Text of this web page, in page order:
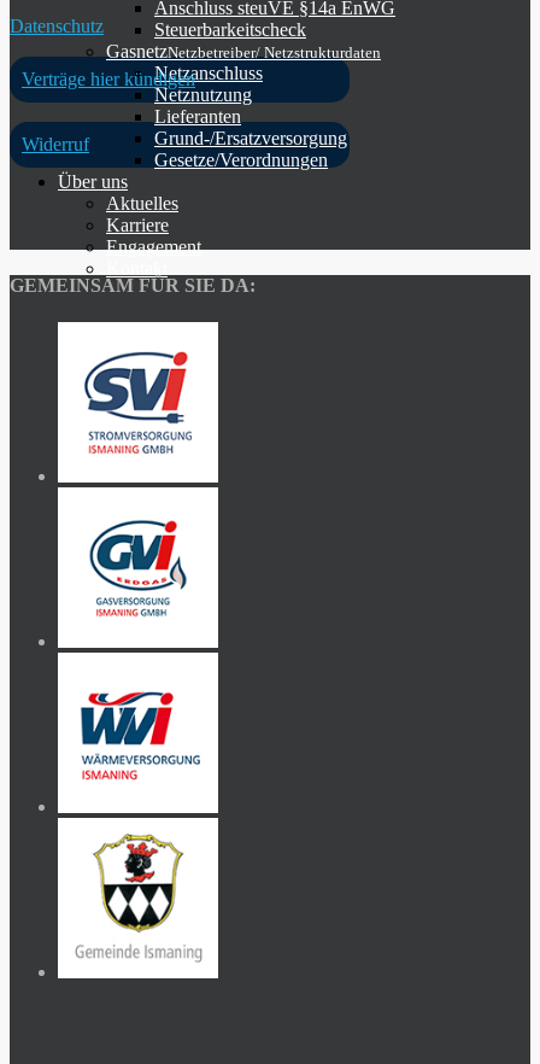
Anschluss steuVE §14a EnWG
Steuerbarkeitscheck
GasnetzNetzbetreiber/ Netzstrukturdaten
Netzanschluss
Netznutzung
Lieferanten
Grund-/Ersatzversorgung
Gesetze/Verordnungen
Über uns
Aktuelles
Karriere
Engagement
Datenschutz
Verträge hier kündigen
Widerruf
GEMEINSAM FÜR SIE DA: